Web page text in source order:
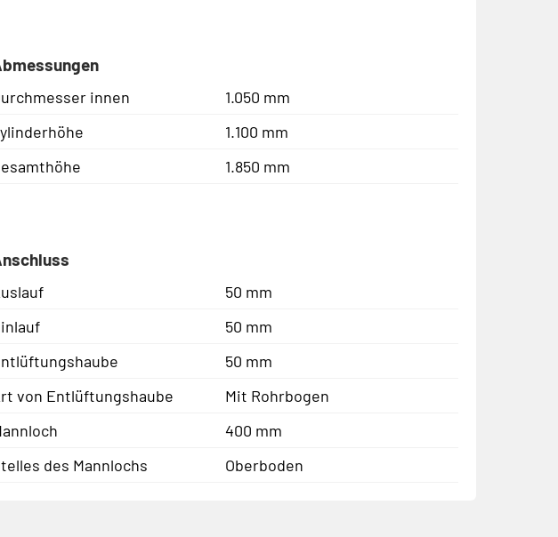
innen
1.050 mm
1.100 mm
1.850 mm
50 mm
50 mm
50 mm
von Entlüftungshaube
Mit Rohrbogen
400 mm
des Mannlochs
Oberboden